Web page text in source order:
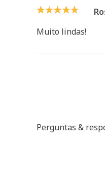
Muito lindas!
Perguntas &